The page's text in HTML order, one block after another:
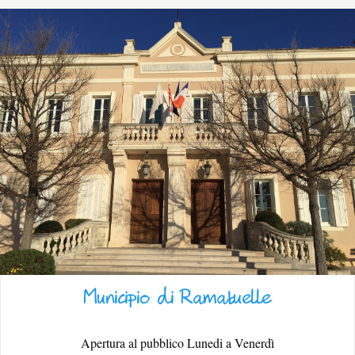
LATO VILLAGGIO
ESPACE PRO
Municipio di Ramatuelle
Apertura al pubblico Lunedi a Venerdì